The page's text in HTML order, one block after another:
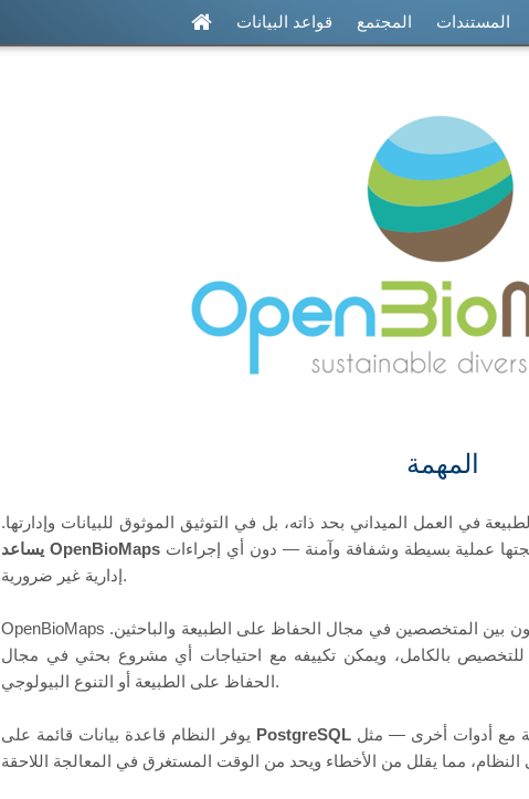
قواعد البيانات المجتمع المستندات
المهمة
في العمل الميداني بحد ذاته، بل في التوثيق الموثوق للبيانات وإدارتها.
يساعد OpenBioMapsفي جعل تسجيل الملاحظات الميدانية وتخزينها ومعالجتها عملية بسيطة وشفافة وآمنة — دون أي إجراءات
إدارية غير ضرورية.
OpenBioMaps هو نظام إدارة بيانات مفتوح المصدر تم تطويره بالتعاون بين المتخصصين في مجال الحفاظ على الطبيعة والباحثين.
بالكامل، ويمكن تكييفه مع احتياجات أي مشروع بحثي في مجال
الحفاظ على الطبيعة أو التنوع البيولوجي.
PostgreSQL